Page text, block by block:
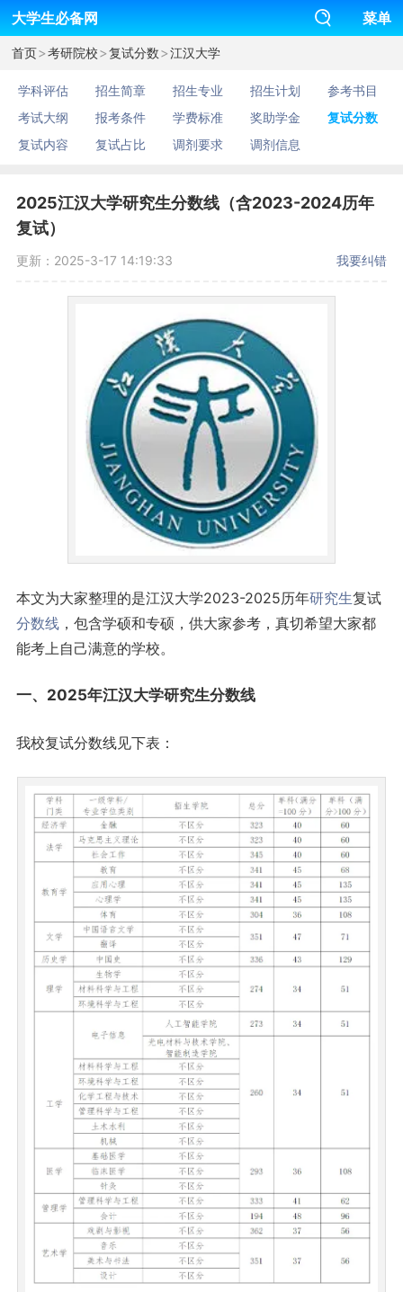
大学生必备网 菜单
首页>考研院校>复试分数>江汉大学
学科评估 招生简章 招生专业 招生计划
参考书目
考试大纲
报考条件 学费标准 奖助学金
复试分数
复试内容
复试占比 调剂要求 调剂信息
2025江汉大学研究生分数线（含2023-2024历年
复试）
更新：2025-3-17 14:19:33 我要纠错
本文为大家整理的是江汉大学2023-2025历年研究生复试
分数线，包含学硕和专硕，供大家参考，真切希望大家都
能考上自己满意的学校。
一、2025年江汉大学研究生分数线
我校复试分数线见下表：